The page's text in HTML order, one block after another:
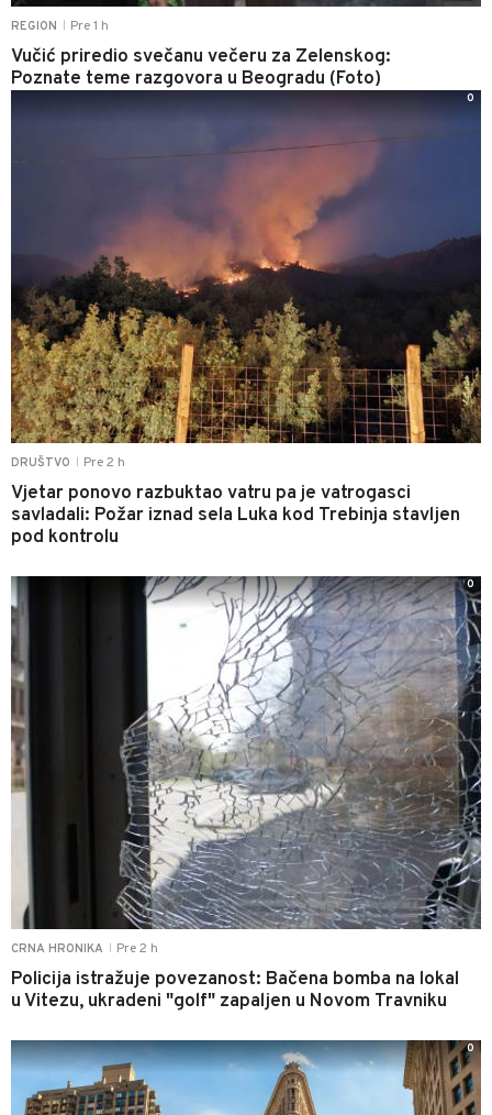
REGION Pre 1 h
Vučić priredio svečanu večeru za Zelenskog:
Poznate teme razgovora u Beogradu (Foto)
DRUŠTVO Pre 2 h
Vjetar ponovo razbuktao vatru pa je vatrogasci
savladali: Požar iznad sela Luka kod Trebinja stavljen
pod kontrolu
0
CRNA HRONIKA Pre 2 h
Policija istražuje povezanost: Bačena bomba na lokal
u Vitezu, ukradeni "golf" zapaljen u Novom Travniku
0
0